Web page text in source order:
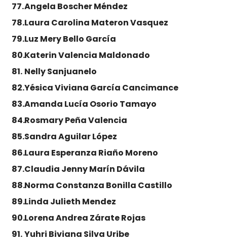
Angela Boscher Méndez
Laura Carolina Materon Vasquez
Luz Mery Bello García
Katerin Valencia Maldonado
Nelly Sanjuanelo
Yésica Viviana García Cancimance
Amanda Lucía Osorio Tamayo
Rosmary Peña Valencia
Sandra Aguilar López
Laura Esperanza Riaño Moreno
Claudia Jenny Marín Dávila
Norma Constanza Bonilla Castillo
Linda Julieth Mendez
Lorena Andrea Zárate Rojas
Yuhri Biviana Silva Uribe